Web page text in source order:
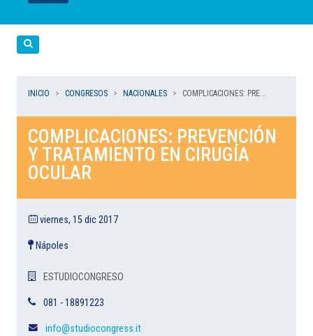
LEER
LEER
LEER
LEER
LEER
INICIO CONGRESOS NACIONALES COMPLICACIONES: PRE...
COMPLICACIONES: PREVENCIÓN
Y TRATAMIENTO EN CIRUGÍA
OCULAR
viernes, 15 dic 2017
Nápoles
ESTUDIOCONGRESO
081 - 18891223
info@studiocongress.it